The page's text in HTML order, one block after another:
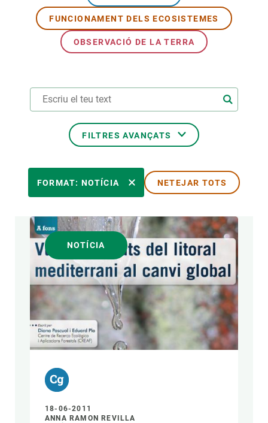
FUNCIONAMENT DELS ECOSISTEMES
OBSERVACIÓ DE LA TERRA
FILTRES AVANÇATS
TEMES TRANSVERSALS
FORMAT
AUTOR
FORMAT: NOTÍCIA NETEJAR TOTS
NOTÍCIA
18-06-2011
ANNA RAMON REVILLA
PARTICIPA
NOTÍCIES I AGENDA